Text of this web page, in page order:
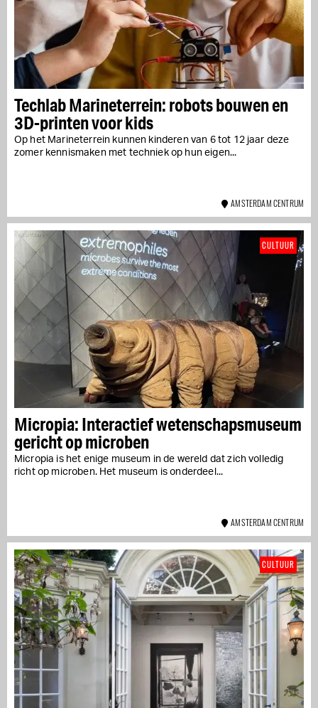
Techlab Marineterrein: robots bouwen en
3D-printen voor kids
Op het Marineterrein kunnen kinderen van 6 tot 12 jaar deze
zomer kennismaken met techniek op hun eigen...
AMSTERDAM CENTRUM
Micropia: Interactief wetenschapsmuseum
gericht op microben
Micropia is het enige museum in de wereld dat zich volledig
richt op microben. Het museum is onderdeel...
CULTUUR
AMSTERDAM CENTRUM
CULTUUR